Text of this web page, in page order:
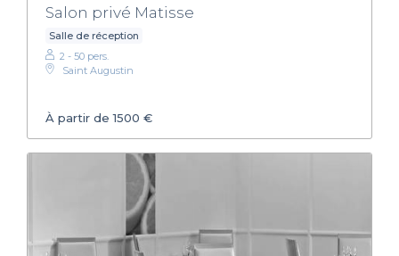
Salon privé Matisse
Salle de réception
2 - 50 pers.
Saint Augustin
À partir de 1500 €